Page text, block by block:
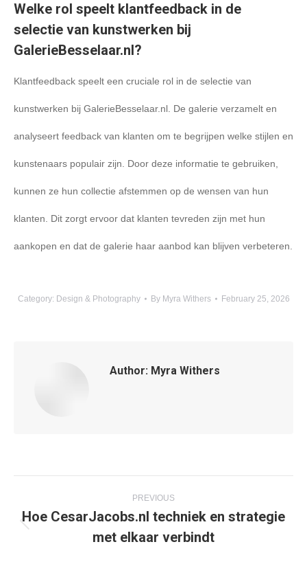
Welke rol speelt klantfeedback in de
selectie van kunstwerken bij
GalerieBesselaar.nl?
Klantfeedback speelt een cruciale rol in de selectie van
kunstwerken bij GalerieBesselaar.nl. De galerie verzamelt en
analyseert feedback van klanten om te begrijpen welke stijlen en
kunstenaars populair zijn. Door deze informatie te gebruiken,
kunnen ze hun collectie afstemmen op de wensen van hun
klanten. Dit zorgt ervoor dat klanten tevreden zijn met hun
aankopen en dat de galerie haar aanbod kan blijven verbeteren.
Category: Design & Photography By Myra Withers February 25, 2026
Author: Myra Withers
navigation
PREVIOUS
Previous
Hoe CesarJacobs.nl techniek en strategie
met elkaar verbindt